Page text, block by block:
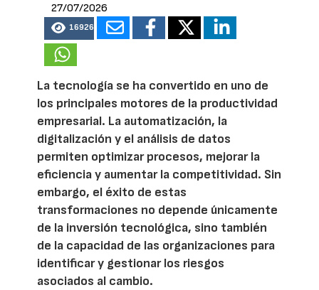
27/07/2026
16926
La tecnología se ha convertido en uno de
los principales motores de la productividad
empresarial. La automatización, la
digitalización y el análisis de datos
permiten optimizar procesos, mejorar la
eficiencia y aumentar la competitividad. Sin
embargo, el éxito de estas
transformaciones no depende únicamente
de la inversión tecnológica, sino también
de la capacidad de las organizaciones para
identificar y gestionar los riesgos
asociados al cambio.